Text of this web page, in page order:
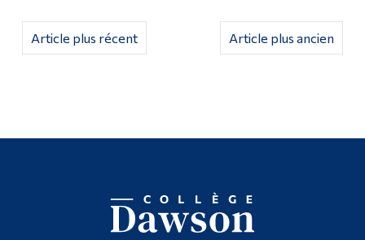
Article plus ancien
Article plus récent